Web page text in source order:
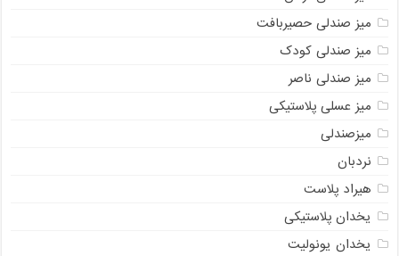
میز صندلی حصیربافت
میز صندلی کودک
میز صندلی ناصر
میز عسلی پلاستیکی
میزصندلی
نردبان
هیراد پلاست
یخدان پلاستیکی
یخدان یونولیت